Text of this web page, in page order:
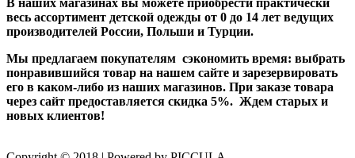
В наших магазинах вы можете приобрести практически
весь ассортимент детской одежды от 0 до 14 лет ведущих
производителей России, Польши и Турции.
Мы предлагаем покупателям сэкономить время: выбрать
понравившийся товар на нашем сайте и зарезервировать
его в каком-либо из наших магазинов. При заказе товара
через сайт предоставляется скидка 5%. Ждем старых и
новых клиентов!